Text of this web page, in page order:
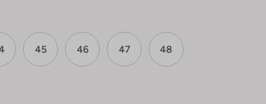
45 46 47 48